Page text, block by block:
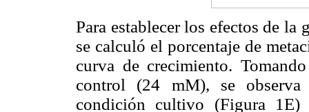
Para establecer los efectos de
se calculó el porcentaje de
curva de crecimiento.
control (24 mM), se
condición cultivo (Figura 1E)